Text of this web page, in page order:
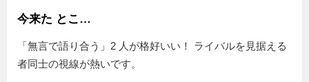
今来た とこ…
「無言で語り合う」2 人が格好いい！ ライバルを見据える
者同士の視線が熱いです。